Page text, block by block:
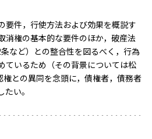
要件，行使方法および効果を概説す
消権の基本的な要件のほか，破産法
など）との整合性を図るべく，行為
ているため（その背景については松
との異同を念頭に，債権者，債務者
い。